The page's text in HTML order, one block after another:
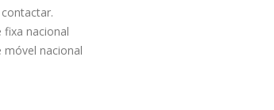
fixa nacional
móvel nacional